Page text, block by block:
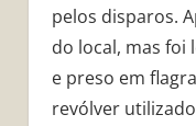
pelos disparos.
do local, mas foi
e preso em
revólver